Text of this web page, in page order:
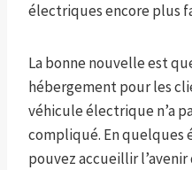
électriques encore plus
La bonne nouvelle est
hébergement pour les
véhicule électrique n’a
compliqué. En quelques
pouvez accueillir